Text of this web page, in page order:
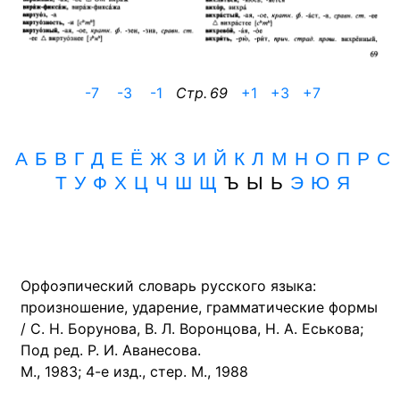
-7 -3 -1 Cтр. 69 +1 +3 +7
А Б В Г Д Е Ё Ж З И Й К Л М Н О П Р С
Т У Ф Х Ц Ч Ш Щ Ъ Ы Ь Э Ю Я
Орфоэпический словарь русского языка:
произношение, ударение, грамматические формы
/ С. Н. Борунова, В. Л. Воронцова, Н. А. Еськова;
Под ред. Р. И. Аванесова.
М., 1983; 4-е изд., стер. М., 1988